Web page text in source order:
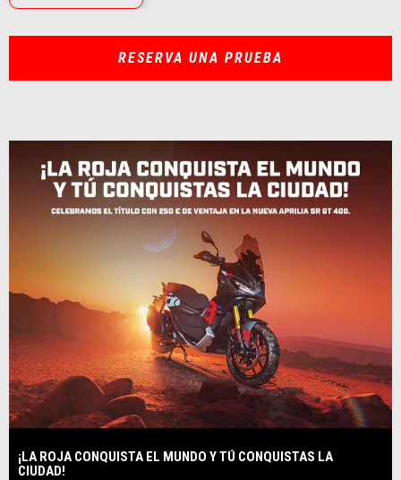
RESERVA UNA PRUEBA
¡LA ROJA CONQUISTA EL MUNDO Y TÚ CONQUISTAS LA
CIUDAD!